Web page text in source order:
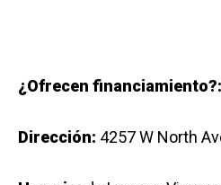
¿Ofrecen financiamiento?:
Dirección: 4257 W North